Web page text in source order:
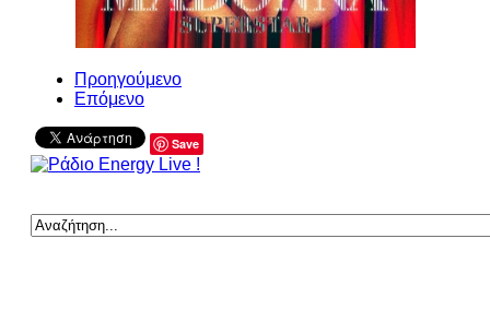
Προηγούμενο
Επόμενο
Save